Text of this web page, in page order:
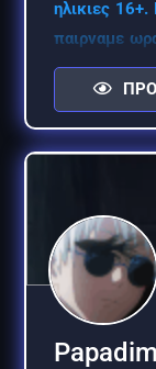
ηλικιες
παιρναμε